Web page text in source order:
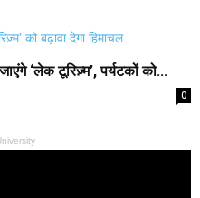
‘लेक टूरिज़्म’, पर्यटकों को...
0